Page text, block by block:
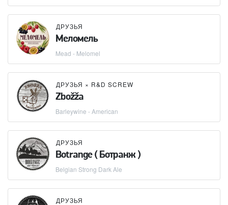
ДРУЗЬЯ
Меломель
Mead - Melomel
ДРУЗЬЯ × R&D SCREW
Zbožža
Barleywine - American
ДРУЗЬЯ
Botrange ( Ботранж )
Belgian Strong Dark Ale
ДРУЗЬЯ